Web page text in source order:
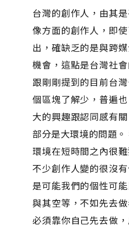
台灣的創作人，由其
像方面的創作人，即
出，確缺乏的是與跨
機會，這點是台灣社
跟剛剛提到的目前台
個區塊了解少，普遍
大的興趣跟認同感有
部分是大環境的問題
環境在短時間之內很
不少創作人變的很沒
是可能我們的個性可
與其空等，不如先去
必須靠你自己先去做